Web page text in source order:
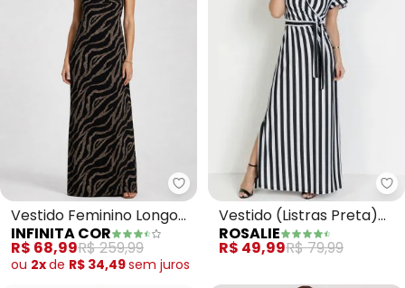
Infinita Cor - Vestido Feminino
Vestido Feminino Longo
Viscotorcion (Preto)
INFINITA COR
R$ 68,99R$ 259,99
ou 2xde R$ 34,49sem juros
Vestido (Listras Preta)
com Faixa
ROSALIE
R$ 49,99R$ 79,99